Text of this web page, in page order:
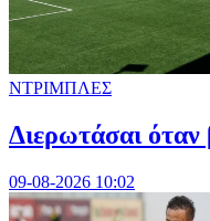
ΝΤΡΙΜΠΛΕΣ
Διερωτάσαι όταν
09-08-2026 10:02